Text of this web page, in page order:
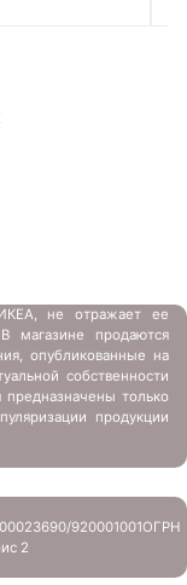
не отражает ее
магазине продаются
опубликованные на
собственности
только
продукции
920001001ОГРН
2